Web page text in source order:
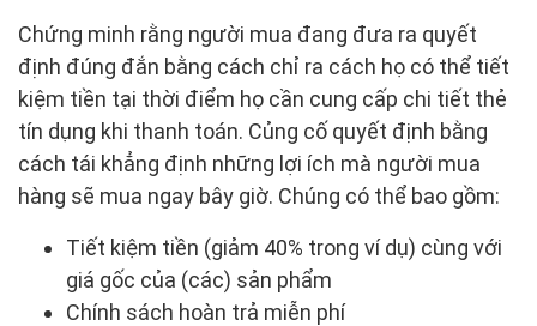
Chứng minh rằng người mua đang đưa ra quyết
định đúng đắn bằng cách chỉ ra cách họ có thể tiết
kiệm tiền tại thời điểm họ cần cung cấp chi tiết thẻ
tín dụng khi thanh toán. Củng cố quyết định bằng
cách tái khẳng định những lợi ích mà người mua
hàng sẽ mua ngay bây giờ. Chúng có thể bao gồm:
Tiết kiệm tiền (giảm 40% trong ví dụ) cùng với
giá gốc của (các) sản phẩm
Chính sách hoàn trả miễn phí